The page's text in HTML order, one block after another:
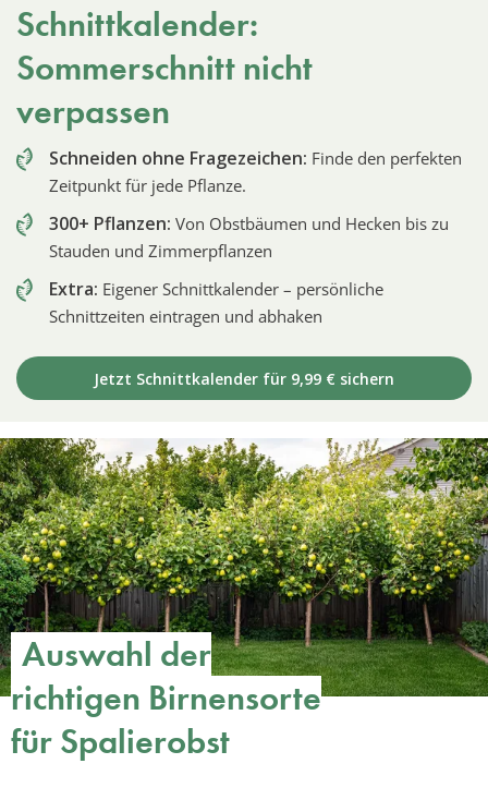
Schnittkalender:
Sommerschnitt nicht
verpassen
Schneiden ohne Fragezeichen: Finde den perfekten
Zeitpunkt für jede Pflanze.
300+ Pflanzen: Von Obstbäumen und Hecken bis zu
Stauden und Zimmerpflanzen
Extra: Eigener Schnittkalender – persönliche
Schnittzeiten eintragen und abhaken
Jetzt Schnittkalender für 9,99 € sichern
Auswahl der
richtigen Birnensorte
für Spalierobst